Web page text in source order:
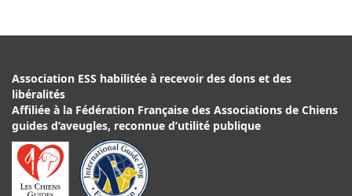
Association ESS habilitée à recevoir des dons et des
libéralités
Affiliée à la Fédération Française des Associations de Chiens
guides d’aveugles, reconnue d’utilité publique